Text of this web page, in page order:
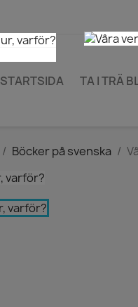
STARTSIDA TA I TRÄ
Böcker på svenska